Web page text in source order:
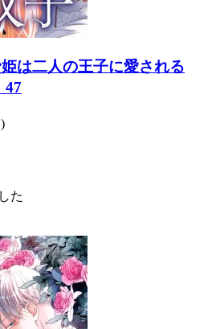
は二人の王子に愛される
47
た